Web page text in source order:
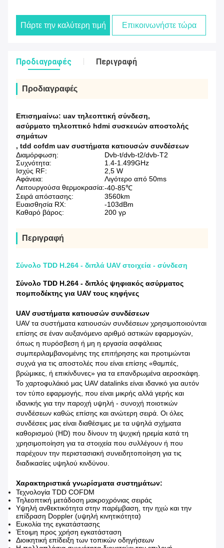
Πάρτε την καλύτερη τιμή Επικοινωνήστε τώρα
Προδιαγραφές Περιγραφή
Προδιαγραφές
Επισημαίνω: uav τηλεοπτική σύνδεση,
ασύρματο τηλεοπτικό hdmi συσκευών αποστολής
σημάτων
, tdd cofdm uav συστήματα κατιουσών συνδέσεων
Διαμόρφωση:
Dvb-t/dvb-t2/dvb-T2
Συχνότητα:
1.4-1.499GHz
Ισχύς RF:
2,5 W
Αφάνεια:
Λιγότερο από 50ms
Λειτουργούσα θερμοκρασία:-40-85℃
Σειρά απόστασης:
3560km
Ευαισθησία RX:
-103dBm
Καθαρό βάρος:
200 γρ
Περιγραφή
Σύνολο TDD H.264 - διπλά UAV στοιχεία - σύνδεση
Σύνολο TDD H.264 - διπλός ψηφιακός ασύρματος
πομποδέκτης για UAV τους κηφήνες
UAV συστήματα κατιουσών συνδέσεων
UAV τα συστήματα κατιουσών συνδέσεων χρησιμοποιούνται
επίσης σε έναν αυξανόμενο αριθμό αστικών εφαρμογών,
όπως η πυρόσβεση ή μη η εργασία ασφάλειας
συμπεριλαμβανομένης της επιτήρησης και προτιμώνται
συχνά για τις αποστολές που είναι επίσης «θαμπές,
βρώμικες, ή επικίνδυνες» για τα επανδρωμένα αεροσκάφη.
Το χαρτοφυλάκιό μας UAV datalinks είναι ιδανικό για αυτόν
τον τύπο εφαρμογής, που είναι μικρής αλλά γερής και
ιδανικής για την παροχή υψηλή - συνοχή ποιοτικών
συνδέσεων καθώς επίσης και ανώτερη σειρά. Οι όλες
συνδέσεις μας είναι διαθέσιμες με τα υψηλά σχήματα
καθορισμού (HD) που δίνουν τη ψυχική ηρεμία κατά τη
χρησιμοποίηση για τα στοιχεία που συλλέγουν ή που
παρέχουν την περιστασιακή συνειδητοποίηση για τις
διαδικασίες υψηλού κινδύνου.
Χαρακτηριστικά γνωρίσματα συστημάτων:
Τεχνολογία TDD COFDM
Τηλεοπτική μετάδοση μακροχρόνιας σειράς
Υψηλή ανθεκτικότητα στην παρέμβαση, την ηχώ και την
επίδραση Doppler (υψηλή κινητικότητα)
Ευκολία της εγκατάστασης
Έτοιμη προς χρήση εγκατάσταση
Διοικητική επίδειξη των τοπικών οδηγήσεων